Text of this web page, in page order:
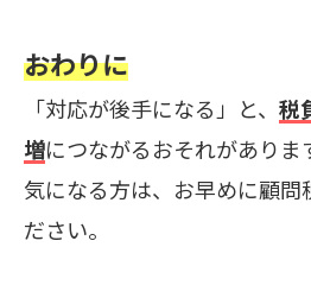
おわりに
「対応が後手になる」と、 税
増につながるおそれがありま
気になる方は、お早めに顧問
ださい。